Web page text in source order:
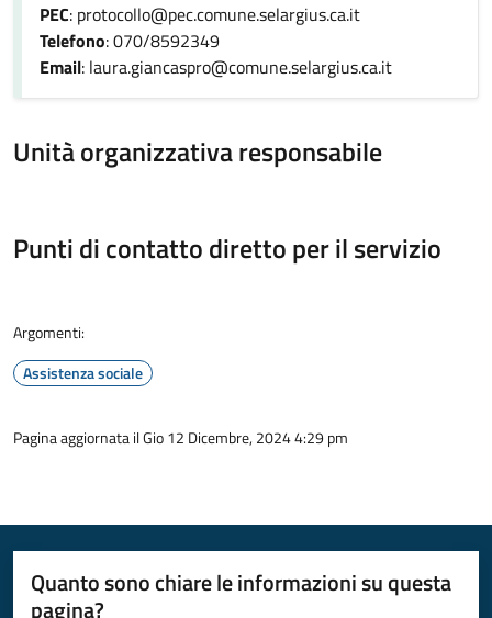
PEC: protocollo@pec.comune.selargius.ca.it
Telefono: 070/8592349
Email: laura.giancaspro@comune.selargius.ca.it
Unità organizzativa responsabile
Punti di contatto diretto per il servizio
Argomenti:
Assistenza sociale
Pagina aggiornata il Gio 12 Dicembre, 2024 4:29 pm
Quanto sono chiare le informazioni su questa
pagina?